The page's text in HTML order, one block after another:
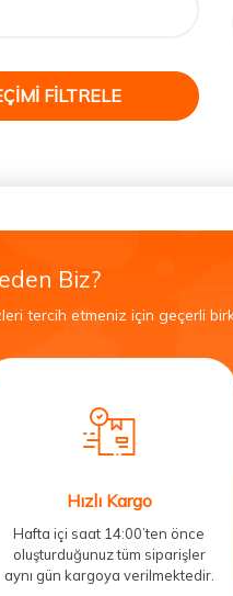
FILTRELE
Biz?
tercih etmeniz için geçerli
Hızlı Kargo
Hafta içi saat 14:00’ten önce
oluşturduğunuz tüm siparişler
aynı gün kargoya verilmektedir.